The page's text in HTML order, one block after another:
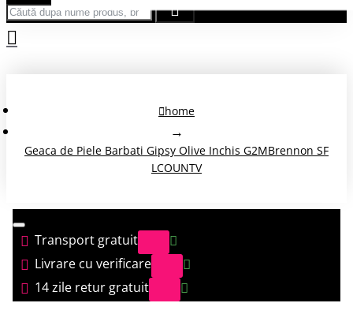
home
Geaca de Piele Barbati Gipsy Olive Inchis G2MBrennon SF
LCOUNTV
Transport gratuit
Livrare cu verificare
14 zile retur gratuit